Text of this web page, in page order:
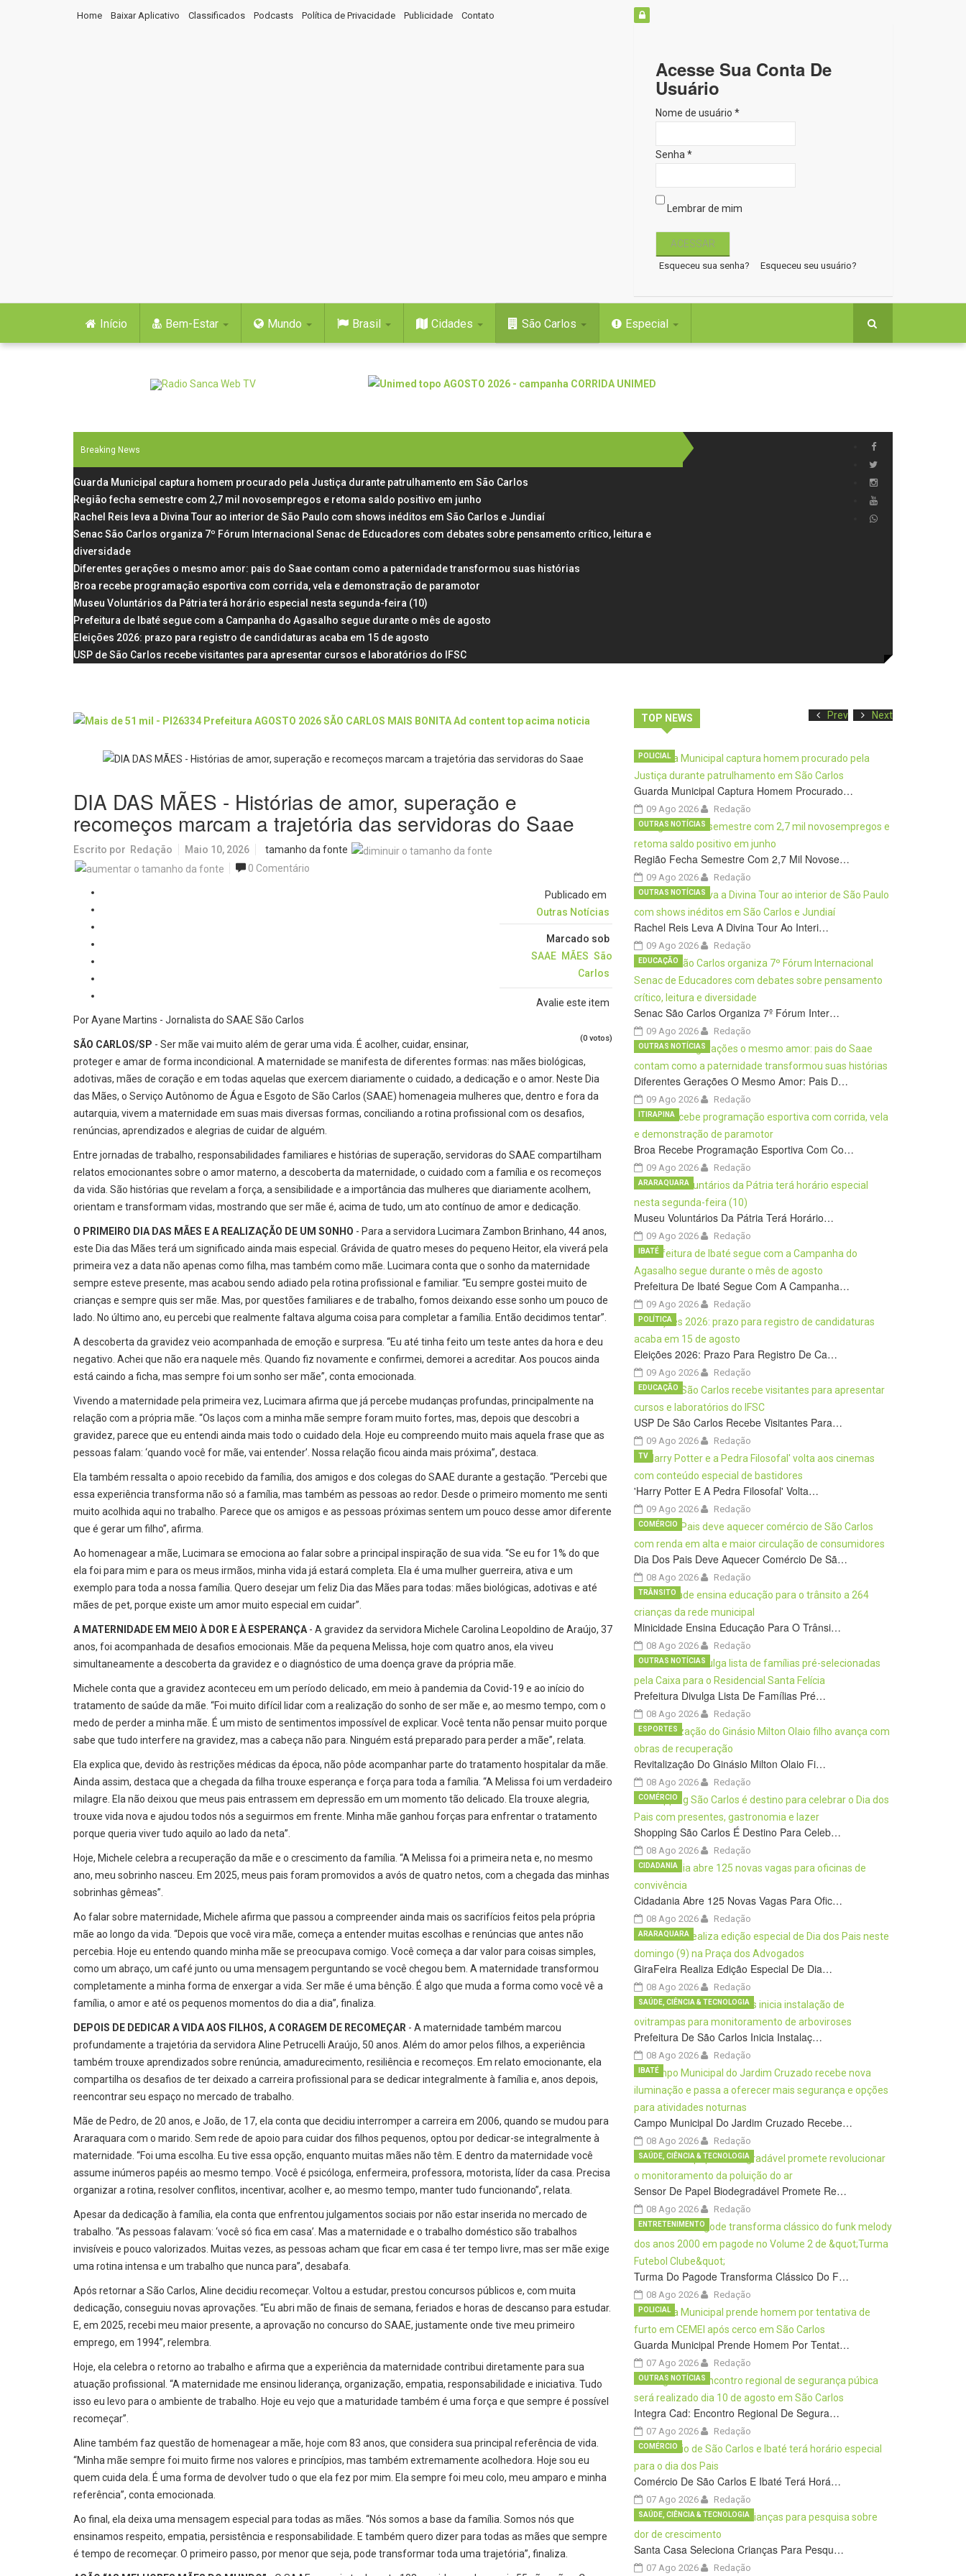
Home Baixar Aplicativo Classificados Podcasts Política de Privacidade Publicidade Contato
Acesse Sua Conta De
Usuário
Nome de usuário *
Senha *
Lembrar de mim
Esqueceu sua senha? Esqueceu seu usuário?
Início Bem-Estar Mundo Brasil Cidades São Carlos Especial
Breaking News
Guarda Municipal captura homem procurado pela Justiça durante patrulhamento em São Carlos
Região fecha semestre com 2,7 mil novosempregos e retoma saldo positivo em junho
Rachel Reis leva a Divina Tour ao interior de São Paulo com shows inéditos em São Carlos e Jundiaí
Senac São Carlos organiza 7º Fórum Internacional Senac de Educadores com debates sobre pensamento crítico, leitura e
diversidade
Diferentes gerações o mesmo amor: pais do Saae contam como a paternidade transformou suas histórias
Broa recebe programação esportiva com corrida, vela e demonstração de paramotor
Museu Voluntários da Pátria terá horário especial nesta segunda-feira (10)
Prefeitura de Ibaté segue com a Campanha do Agasalho segue durante o mês de agosto
Eleições 2026: prazo para registro de candidaturas acaba em 15 de agosto
USP de São Carlos recebe visitantes para apresentar cursos e laboratórios do IFSC
DIA DAS MÃES - Histórias de amor, superação e
recomeços marcam a trajetória das servidoras do Saae
Escrito por Redação Maio 10, 2026
tamanho da fonte
0 Comentário
Publicado em
Outras Notícias
Marcado sob
SAAE MÃES São
Carlos
Avalie este item
(0 votos)
Por Ayane Martins - Jornalista do SAAE São Carlos
SÃO CARLOS/SP - Ser mãe vai muito além de gerar uma vida. É acolher, cuidar, ensinar,
proteger e amar de forma incondicional. A maternidade se manifesta de diferentes formas: nas mães biológicas,
adotivas, mães de coração e em todas aquelas que exercem diariamente o cuidado, a dedicação e o amor. Neste Dia
das Mães, o Serviço Autônomo de Água e Esgoto de São Carlos (SAAE) homenageia mulheres que, dentro e fora da
autarquia, vivem a maternidade em suas mais diversas formas, conciliando a rotina profissional com os desafios,
renúncias, aprendizados e alegrias de cuidar de alguém.
Entre jornadas de trabalho, responsabilidades familiares e histórias de superação, servidoras do SAAE compartilham
relatos emocionantes sobre o amor materno, a descoberta da maternidade, o cuidado com a família e os recomeços
da vida. São histórias que revelam a força, a sensibilidade e a importância das mulheres que diariamente acolhem,
orientam e transformam vidas, mostrando que ser mãe é, acima de tudo, um ato contínuo de amor e dedicação.
O PRIMEIRO DIA DAS MÃES E A REALIZAÇÃO DE UM SONHO - Para a servidora Lucimara Zambon Brinhano, 44 anos,
este Dia das Mães terá um significado ainda mais especial. Grávida de quatro meses do pequeno Heitor, ela viverá pela
primeira vez a data não apenas como filha, mas também como mãe. Lucimara conta que o sonho da maternidade
sempre esteve presente, mas acabou sendo adiado pela rotina profissional e familiar. “Eu sempre gostei muito de
crianças e sempre quis ser mãe. Mas, por questões familiares e de trabalho, fomos deixando esse sonho um pouco de
lado. No último ano, eu percebi que realmente faltava alguma coisa para completar a família. Então decidimos tentar”.
A descoberta da gravidez veio acompanhada de emoção e surpresa. “Eu até tinha feito um teste antes da hora e deu
negativo. Achei que não era naquele mês. Quando fiz novamente e confirmei, demorei a acreditar. Aos poucos ainda
está caindo a ficha, mas sempre foi um sonho ser mãe”, conta emocionada.
Vivendo a maternidade pela primeira vez, Lucimara afirma que já percebe mudanças profundas, principalmente na
relação com a própria mãe. “Os laços com a minha mãe sempre foram muito fortes, mas, depois que descobri a
gravidez, parece que eu entendi ainda mais todo o cuidado dela. Hoje eu compreendo muito mais aquela frase que as
pessoas falam: ‘quando você for mãe, vai entender’. Nossa relação ficou ainda mais próxima”, destaca.
Ela também ressalta o apoio recebido da família, dos amigos e dos colegas do SAAE durante a gestação. “Percebi que
essa experiência transforma não só a família, mas também as pessoas ao redor. Desde o primeiro momento me senti
muito acolhida aqui no trabalho. Parece que os amigos e as pessoas próximas sentem um pouco desse amor diferente
que é gerar um filho”, afirma.
Ao homenagear a mãe, Lucimara se emociona ao falar sobre a principal inspiração de sua vida. “Se eu for 1% do que
ela foi para mim e para os meus irmãos, minha vida já estará completa. Ela é uma mulher guerreira, ativa e um
exemplo para toda a nossa família. Quero desejar um feliz Dia das Mães para todas: mães biológicas, adotivas e até
mães de pet, porque existe um amor muito especial em cuidar”.
A MATERNIDADE EM MEIO À DOR E À ESPERANÇA - A gravidez da servidora Michele Carolina Leopoldino de Araújo, 37
anos, foi acompanhada de desafios emocionais. Mãe da pequena Melissa, hoje com quatro anos, ela viveu
simultaneamente a descoberta da gravidez e o diagnóstico de uma doença grave da própria mãe.
Michele conta que a gravidez aconteceu em um período delicado, em meio à pandemia da Covid-19 e ao início do
tratamento de saúde da mãe. “Foi muito difícil lidar com a realização do sonho de ser mãe e, ao mesmo tempo, com o
medo de perder a minha mãe. É um misto de sentimentos impossível de explicar. Você tenta não pensar muito porque
sabe que tudo interfere na gravidez, mas a cabeça não para. Ninguém está preparado para perder a mãe”, relata.
Ela explica que, devido às restrições médicas da época, não pôde acompanhar parte do tratamento hospitalar da mãe.
Ainda assim, destaca que a chegada da filha trouxe esperança e força para toda a família. “A Melissa foi um verdadeiro
milagre. Ela não deixou que meus pais entrassem em depressão em um momento tão delicado. Ela trouxe alegria,
trouxe vida nova e ajudou todos nós a seguirmos em frente. Minha mãe ganhou forças para enfrentar o tratamento
porque queria viver tudo aquilo ao lado da neta”.
Hoje, Michele celebra a recuperação da mãe e o crescimento da família. “A Melissa foi a primeira neta e, no mesmo
ano, meu sobrinho nasceu. Em 2025, meus pais foram promovidos a avós de quatro netos, com a chegada das minhas
sobrinhas gêmeas”.
Ao falar sobre maternidade, Michele afirma que passou a compreender ainda mais os sacrifícios feitos pela própria
mãe ao longo da vida. “Depois que você vira mãe, começa a entender muitas escolhas e renúncias que antes não
percebia. Hoje eu entendo quando minha mãe se preocupava comigo. Você começa a dar valor para coisas simples,
como um abraço, um café junto ou uma mensagem perguntando se você chegou bem. A maternidade transformou
completamente a minha forma de enxergar a vida. Ser mãe é uma bênção. É algo que muda a forma como você vê a
família, o amor e até os pequenos momentos do dia a dia”, finaliza.
DEPOIS DE DEDICAR A VIDA AOS FILHOS, A CORAGEM DE RECOMEÇAR - A maternidade também marcou
profundamente a trajetória da servidora Aline Petrucelli Araújo, 50 anos. Além do amor pelos filhos, a experiência
também trouxe aprendizados sobre renúncia, amadurecimento, resiliência e recomeços. Em relato emocionante, ela
compartilha os desafios de ter deixado a carreira profissional para se dedicar integralmente à família e, anos depois,
reencontrar seu espaço no mercado de trabalho.
Mãe de Pedro, de 20 anos, e João, de 17, ela conta que decidiu interromper a carreira em 2006, quando se mudou para
Araraquara com o marido. Sem rede de apoio para cuidar dos filhos pequenos, optou por dedicar-se integralmente à
maternidade. “Foi uma escolha. Eu tive essa opção, enquanto muitas mães não têm. E dentro da maternidade você
assume inúmeros papéis ao mesmo tempo. Você é psicóloga, enfermeira, professora, motorista, líder da casa. Precisa
organizar a rotina, resolver conflitos, incentivar, acolher e, ao mesmo tempo, manter tudo funcionando”, relata.
Apesar da dedicação à família, ela conta que enfrentou julgamentos sociais por não estar inserida no mercado de
trabalho. “As pessoas falavam: ‘você só fica em casa’. Mas a maternidade e o trabalho doméstico são trabalhos
invisíveis e pouco valorizados. Muitas vezes, as pessoas acham que ficar em casa é ter tempo livre, mas ser mãe exige
uma rotina intensa e um trabalho que nunca para”, desabafa.
Após retornar a São Carlos, Aline decidiu recomeçar. Voltou a estudar, prestou concursos públicos e, com muita
dedicação, conseguiu novas aprovações. “Eu abri mão de finais de semana, feriados e horas de descanso para estudar.
E, em 2025, recebi meu maior presente, a aprovação no concurso do SAAE, justamente onde tive meu primeiro
emprego, em 1994”, relembra.
Hoje, ela celebra o retorno ao trabalho e afirma que a experiência da maternidade contribui diretamente para sua
atuação profissional. “A maternidade me ensinou liderança, organização, empatia, responsabilidade e iniciativa. Tudo
isso eu levo para o ambiente de trabalho. Hoje eu vejo que a maturidade também é uma força e que sempre é possível
recomeçar”.
Aline também faz questão de homenagear a mãe, hoje com 83 anos, que considera sua principal referência de vida.
“Minha mãe sempre foi muito firme nos valores e princípios, mas também extremamente acolhedora. Hoje sou eu
quem cuida dela. É uma forma de devolver tudo o que ela fez por mim. Ela sempre foi meu colo, meu amparo e minha
referência”, conta emocionada.
Ao final, ela deixa uma mensagem especial para todas as mães. “Nós somos a base da família. Somos nós que
ensinamos respeito, empatia, persistência e responsabilidade. E também quero dizer para todas as mães que sempre
é tempo de recomeçar. O primeiro passo, por menor que seja, pode transformar toda uma trajetória”, finaliza.
TOP NEWS Prev Next
Guarda Municipal Captura Homem Procurado…
09 Ago 2026
POLICIAL
Redação
Região Fecha Semestre Com 2,7 Mil Novose…
09 Ago 2026
OUTRAS NOTÍCIAS
Redação
Rachel Reis Leva A Divina Tour Ao Interi…
09 Ago 2026
OUTRAS NOTÍCIAS
Redação
Senac São Carlos Organiza 7º Fórum Inter…
09 Ago 2026
EDUCAÇÃO
Redação
Diferentes Gerações O Mesmo Amor: Pais D…
09 Ago 2026
OUTRAS NOTÍCIAS
Redação
Broa Recebe Programação Esportiva Com Co…
09 Ago 2026
ITIRAPINA
Redação
Museu Voluntários Da Pátria Terá Horário…
09 Ago 2026
ARARAQUARA
Redação
Prefeitura De Ibaté Segue Com A Campanha…
09 Ago 2026
IBATÉ
Redação
Eleições 2026: Prazo Para Registro De Ca…
09 Ago 2026
POLÍTICA
Redação
USP De São Carlos Recebe Visitantes Para…
09 Ago 2026
EDUCAÇÃO
Redação
'Harry Potter E A Pedra Filosofal' Volta…
09 Ago 2026
TV
Redação
Dia Dos Pais Deve Aquecer Comércio De Sã…
08 Ago 2026
COMÉRCIO
Redação
Minicidade Ensina Educação Para O Trânsi…
08 Ago 2026
TRÂNSITO
Redação
Prefeitura Divulga Lista De Famílias Pré…
08 Ago 2026
OUTRAS NOTÍCIAS
Redação
Revitalização Do Ginásio Milton Olaio Fi…
08 Ago 2026
ESPORTES
Redação
Shopping São Carlos É Destino Para Celeb…
08 Ago 2026
COMÉRCIO
Redação
Cidadania Abre 125 Novas Vagas Para Ofic…
08 Ago 2026
CIDADANIA
Redação
GiraFeira Realiza Edição Especial De Dia…
08 Ago 2026
ARARAQUARA
Redação
Prefeitura De São Carlos Inicia Instalaç…
08 Ago 2026
SAÚDE, CIÊNCIA & TECNOLOGIA
Redação
Campo Municipal Do Jardim Cruzado Recebe…
08 Ago 2026
IBATÉ
Redação
Sensor De Papel Biodegradável Promete Re…
08 Ago 2026
SAÚDE, CIÊNCIA & TECNOLOGIA
Redação
Turma Do Pagode Transforma Clássico Do F…
08 Ago 2026
ENTRETENIMENTO
Redação
Guarda Municipal Prende Homem Por Tentat…
07 Ago 2026
POLICIAL
Redação
Integra Cad: Encontro Regional De Segura…
07 Ago 2026
OUTRAS NOTÍCIAS
Redação
Comércio De São Carlos E Ibaté Terá Horá…
07 Ago 2026
COMÉRCIO
Redação
Santa Casa Seleciona Crianças Para Pesqu…
07 Ago 2026
SAÚDE, CIÊNCIA & TECNOLOGIA
Redação